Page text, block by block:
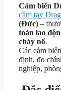
Cảm biến
cầm tay
(Đức) –
toàn lao
cháy nổ.
Các cảm
định, đo
nghiệp,